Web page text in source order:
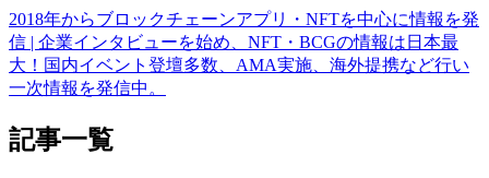
2018年からブロックチェーンアプリ・NFTを中心に情報を発
信 | 企業インタビューを始め、NFT・BCGの情報は日本最
大！国内イベント登壇多数、AMA実施、海外提携など行い
一次情報を発信中。
記事一覧